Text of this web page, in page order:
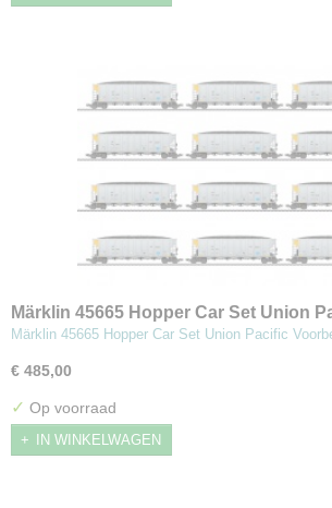
Märklin 45665 Hopper Car Set Union
Märklin 45665 Hopper Car Set Union Pacific
€ 485,00
✓ Op voorraad
IN WINKELWAGEN